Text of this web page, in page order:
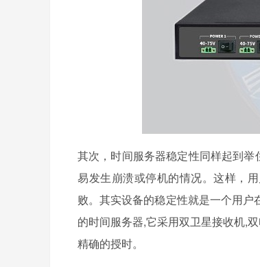
其次，时间服务器稳定性同样起到
易发生崩溃或停机的情况。这样，
败。其实设备的稳定性就是一个用
的时间服务器,它采用双卫星接收机,
精确的授时。